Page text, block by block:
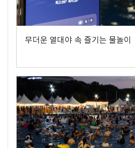
무더운 열대야 속 즐기는 물놀이